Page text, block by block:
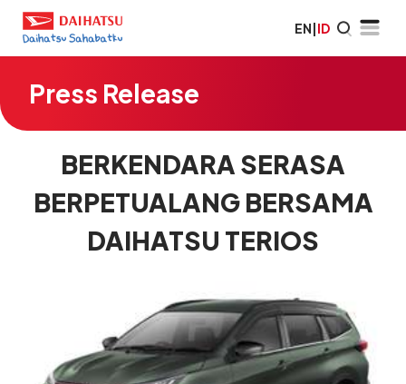
EN|ID
Press Release
BERKENDARA SERASA
BERPETUALANG BERSAMA
DAIHATSU TERIOS